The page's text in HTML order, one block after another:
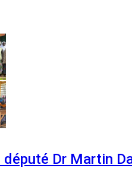
député Dr Martin